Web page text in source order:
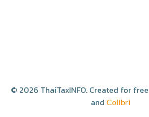
© 2026 ThaiTaxINFO. Created for
and Colibri